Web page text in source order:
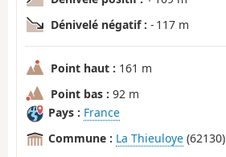
Dénivelé négatif : - 117 m
Point haut : 161 m
Point bas : 92 m
Pays : France
Commune : La Thieuloye (62130)